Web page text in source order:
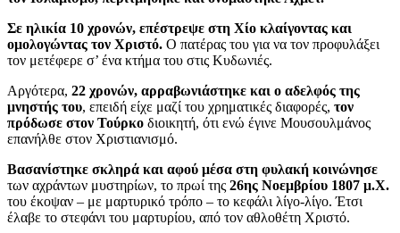
Σε ηλικία 10 χρονών, επέστρεψε στη Χίο κλαίγοντας και
ομολογώντας τον Χριστό. Ο πατέρας του για να τον προφυλάξει
τον μετέφερε σ’ ένα κτήμα του στις Κυδωνιές.
Αργότερα, 22 χρονών, αρραβωνιάστηκε και ο αδελφός της
μνηστής του, επειδή είχε μαζί του χρηματικές διαφορές, τον
πρόδωσε στον Τούρκο διοικητή, ότι ενώ έγινε Μουσουλμάνος
επανήλθε στον Χριστιανισμό.
Βασανίστηκε σκληρά και αφού μέσα στη φυλακή κοινώνησε
των αχράντων μυστηρίων, το πρωί της 26ης Νοεμβρίου 1807 μ.Χ.
του έκοψαν – με μαρτυρικό τρόπο – το κεφάλι λίγο-λίγο. Έτσι
έλαβε το στεφάνι του μαρτυρίου, από τον αθλοθέτη Χριστό.